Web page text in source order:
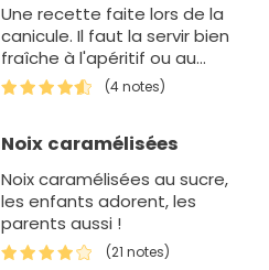
Une recette faite lors de la
canicule. Il faut la servir bien
fraîche à l'apéritif ou au
moment du fromage par
exemple.
(4 notes)
Noix caramélisées
Noix caramélisées au sucre,
les enfants adorent, les
parents aussi !
(21 notes)